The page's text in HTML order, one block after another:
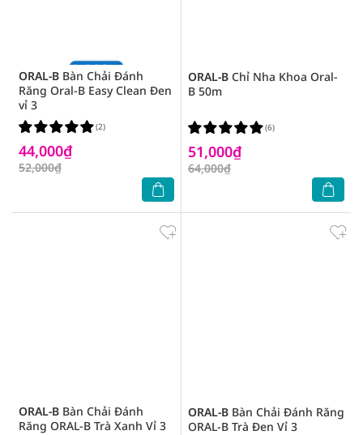
ORAL-B Bàn Chải Đánh
Răng Oral-B Easy Clean Đen
vỉ 3
44,000₫
52,000₫
(2)
ORAL-B Chỉ Nha Khoa Oral-
B 50m
51,000₫
64,000₫
(6)
ORAL-B Bàn Chải Đánh
Răng ORAL-B Trà Xanh Vỉ 3
ORAL-B Bàn Chải Đánh Răng
ORAL-B Trà Đen Vỉ 3